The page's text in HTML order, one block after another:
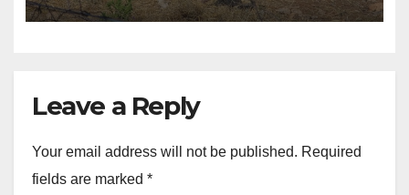
Leave a Reply
Your email address will not be published. Required
fields are marked *